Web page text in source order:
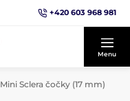
+420 603 968 981
Menu
Mini Sclera čočky (17 mm)